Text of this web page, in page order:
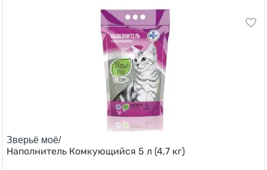
Зверьё моё/
Наполнитель Комкующийся 5 л (4,7 кг)